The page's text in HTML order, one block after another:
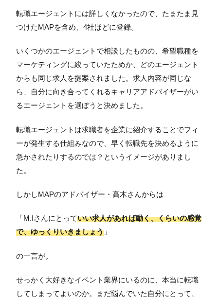
転職エージェントには詳しくなかったので、たまたま見
つけたMAPを含め、4社ほどに登録。
いくつかのエージェントで相談したものの、希望職種を
マーケティングに絞っていたためか、どのエージェント
からも同じ求人を提案されました。求人内容が同じな
ら、自分に向き合ってくれるキャリアアドバイザーがい
るエージェントを選ぼうと決めました。
転職エージェントは求職者を企業に紹介することでフィ
ーが発生する仕組みなので、早く転職先を決めるように
急かされたりするのでは？というイメージがありまし
た。
しかしMAPのアドバイザー・高木さんからは
「M.Iさんにとっていい求人があれば動く、くらいの感覚
で、ゆっくりいきましょう 」
の一言が。
せっかく大好きなイベント業界にいるのに、本当に転職
してしまってよいのか。まだ悩んでいた自分にとって、